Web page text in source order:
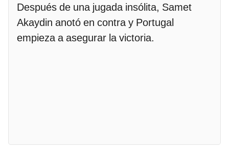
Después de una jugada insólita, Samet
Akaydin anotó en contra y Portugal
empieza a asegurar la victoria.